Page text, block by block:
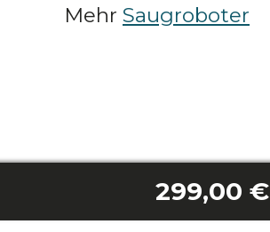
Mehr Saugroboter
299,00 €